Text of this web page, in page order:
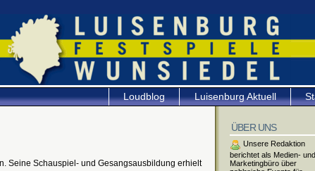
Luisenburg Aktuell
Loudblog
Seine Schauspiel- und Gesangsausbildung erhielt
ÜBER UNS
Unsere Redaktion
berichtet als Medien- und
Marketingbüro über